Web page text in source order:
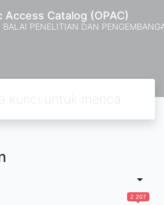
Access Catalog (OPAC)
BALAI PENELITIAN DAN
2 207